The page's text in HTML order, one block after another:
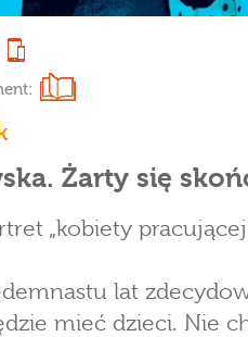
Żarty się
„kobiety
lat
mieć dzieci. Nie